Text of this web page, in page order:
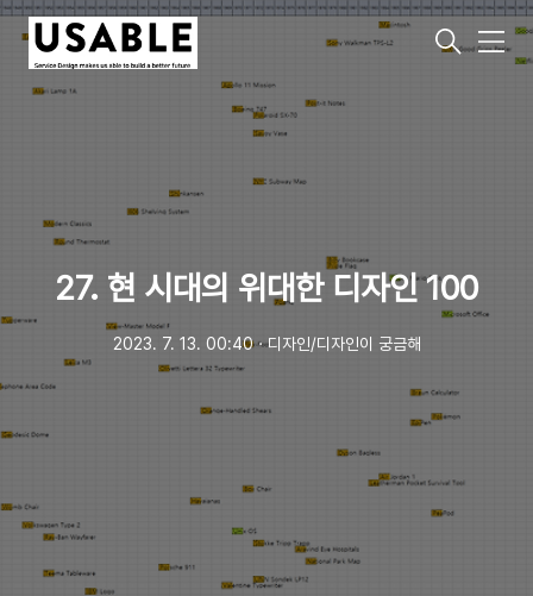
메
27. 현 시대의 위대한 디자인 100
2023. 7. 13. 00:40ㆍ디자인/디자인이 궁금해